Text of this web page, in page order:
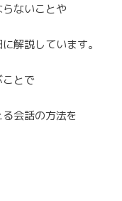
ないことや
解説しています。
とで
会話の方法を